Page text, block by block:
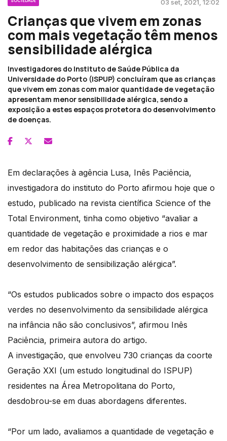
03 set, 2021, 12:02
Crianças que vivem em zonas
com mais vegetação têm menos
sensibilidade alérgica
Investigadores do Instituto de Saúde Pública da
Universidade do Porto (ISPUP) concluíram que as crianças
que vivem em zonas com maior quantidade de vegetação
apresentam menor sensibilidade alérgica, sendo a
exposição a estes espaços protetora do desenvolvimento
de doenças.
Em declarações à agência Lusa, Inês Paciência,
investigadora do instituto do Porto afirmou hoje que o
estudo, publicado na revista científica Science of the
Total Environment, tinha como objetivo “avaliar a
quantidade de vegetação e proximidade a rios e mar
em redor das habitações das crianças e o
desenvolvimento de sensibilização alérgica”.
“Os estudos publicados sobre o impacto dos espaços
verdes no desenvolvimento da sensibilidade alérgica
na infância não são conclusivos”, afirmou Inês
Paciência, primeira autora do artigo.
A investigação, que envolveu 730 crianças da coorte
Geração XXI (um estudo longitudinal do ISPUP)
residentes na Área Metropolitana do Porto,
desdobrou-se em duas abordagens diferentes.
“Por um lado, avaliamos a quantidade de vegetação e